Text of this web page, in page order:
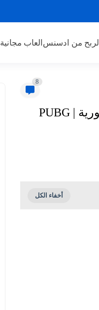
الربح من ادسنس العاب مجانية
8
ملف 90 فريم ببجي موبايل التحديث الجديد 4.5 عالمية وكورية | PUBG